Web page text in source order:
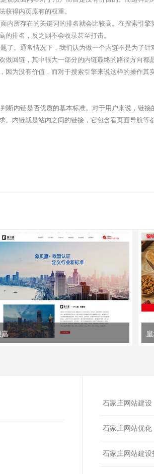
得内页原有的权重。
所存在的关键词的排名就会比较高。在搜索引擎
排名，反之则不会收录甚至打击。
。通常情况下，我们认为做一个内链不是为了
回链，其中很大一部分的内链最终的路径方向都
为没有价值，而对于搜索引擎来说这样的操作其
内链是否优质的基本标准。对于用户来说，链
内链就是站内之间的链接，它包含看页面导航等
嘉
石家庄网站建设
石家庄网站优化
石家庄网站建设